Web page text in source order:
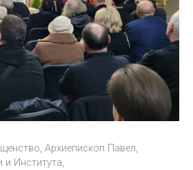
Архиепископ Павел,
Института,